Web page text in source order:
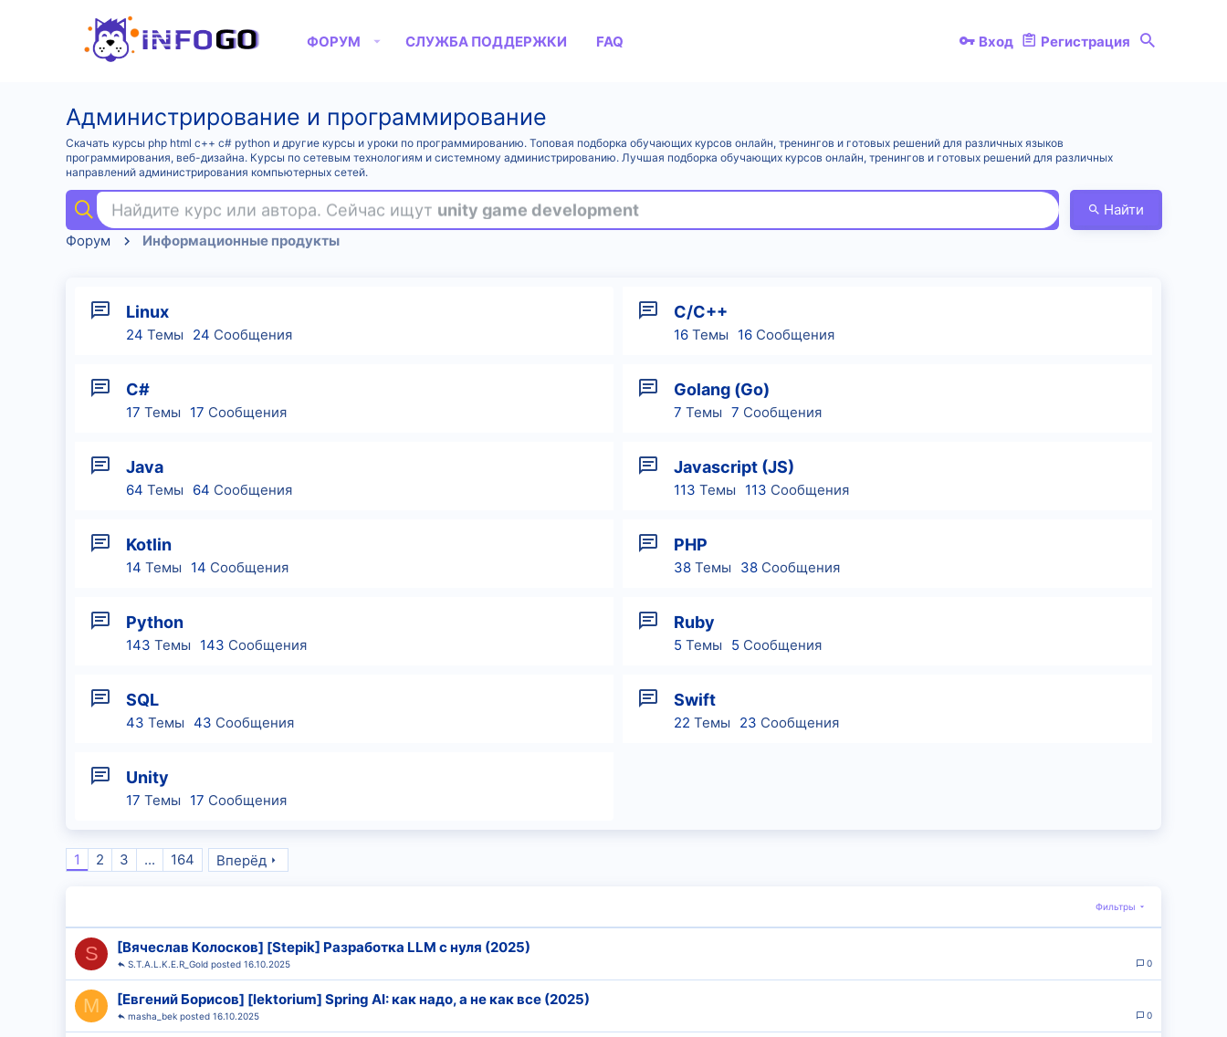
ФОРУМ СЛУЖБА ПОДДЕРЖКИ FAQ Вход Регистрация
Администрирование и программирование
Скачать курсы php html c++ c# python и другие курсы и уроки по программированию. Топовая подборка обучающих курсов онлайн, тренингов и готовых решений для различных языков
программирования, веб-дизайна. Курсы по сетевым технологиям и системному администрированию. Лучшая подборка обучающих курсов онлайн, тренингов и готовых решений для различных
направлений администрирования компьютерных сетей.
Найдите курс или автора. Сейчас ищут unity game development
Найти
Форум
Информационные продукты
Linux
24 Темы 24 Сообщения
C/C++
16 Темы 16 Сообщения
C#
17 Темы 17 Сообщения
Golang (Go)
7 Темы 7 Сообщения
Java
64 Темы 64 Сообщения
Javascript (JS)
113 Темы 113 Сообщения
Kotlin
14 Темы 14 Сообщения
PHP
38 Темы 38 Сообщения
Python
143 Темы 143 Сообщения
Ruby
5 Темы 5 Сообщения
SQL
43 Темы 43 Сообщения
Swift
22 Темы 23 Сообщения
Unity
17 Темы 17 Сообщения
1 2 3 ... 164 Вперёд
Фильтры
S [Вячеслав Колосков] [Stepik] Разработка LLM с нуля (2025)
0
16.10.2025
S.T.A.L.K.E.R_Gold
M [Евгений Борисов] [lektorium] Spring AI: как надо, а не как все (2025)
0
16.10.2025
masha_bek